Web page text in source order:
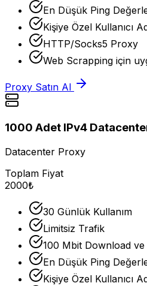
En Düşük Ping
Kişiye Özel Kullanıcı
HTTP/Socks5 Proxy
Web Scrapping için
Proxy Satın Al
1000 Adet IPv4
Datacenter Proxy
Toplam Fiyat
2000₺
30 Günlük Kullanım
Limitsiz Trafik
100 Mbit Download
En Düşük Ping
Kişiye Özel Kullanıcı